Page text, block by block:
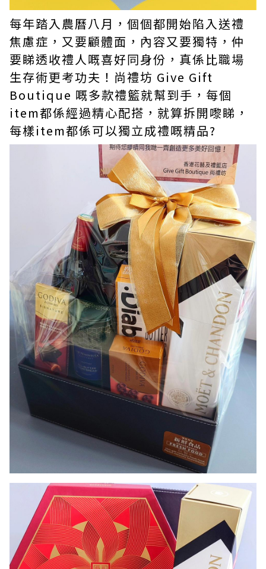
每年踏入農曆八月，個個都開始陷入送禮
焦慮症，又要顧體面，內容又要獨特，仲
要睇透收禮人嘅喜好同身份，真係比職場
生存術更考功夫！尚禮坊 Give Gift
Boutique 嘅多款禮籃就幫到手，每個
item都係經過精心配搭，就算拆開嚟睇，
每樣item都係可以獨立成禮嘅精品?